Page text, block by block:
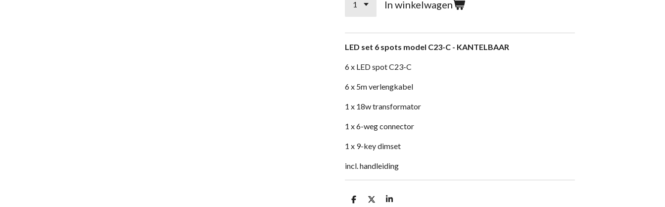
In winkelwagen
LED set 6 spots model C23-C - KANTELBAAR
6 x LED spot C23-C
6 x 5m verlengkabel
1 x 18w transformator
1 x 6-weg connector
1 x 9-key dimset
incl. handleiding
D
D
S